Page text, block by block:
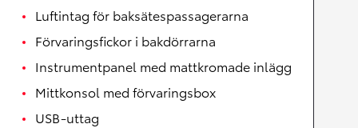
Luftintag för baksätespassagerarna
Förvaringsfickor i bakdörrarna
Instrumentpanel med mattkromade inlägg
Mittkonsol med förvaringsbox
USB-uttag